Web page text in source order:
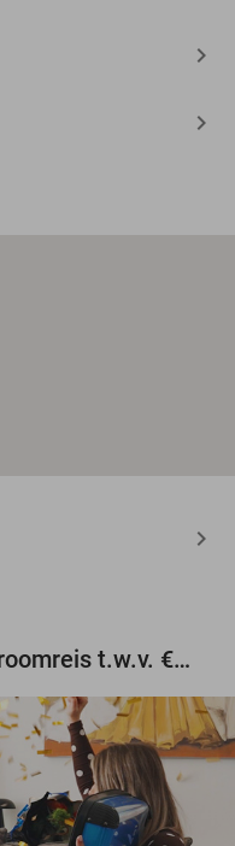
Maak gratis kans op een droomreis t.w.v. €3.000!